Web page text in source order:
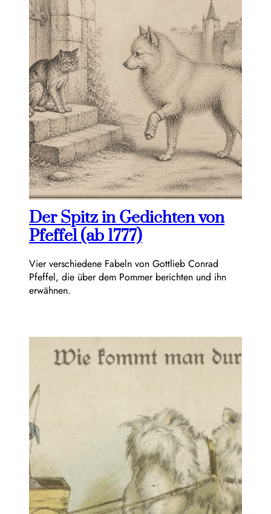
Der Spitz in Gedichten von
Pfeffel (ab 1777)
Vier verschiedene Fabeln von Gottlieb Conrad
Pfeffel, die über dem Pommer berichten und ihn
erwähnen.